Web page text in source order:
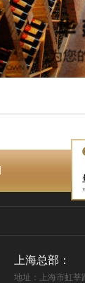
上海总部：
地址：上海市虹莘